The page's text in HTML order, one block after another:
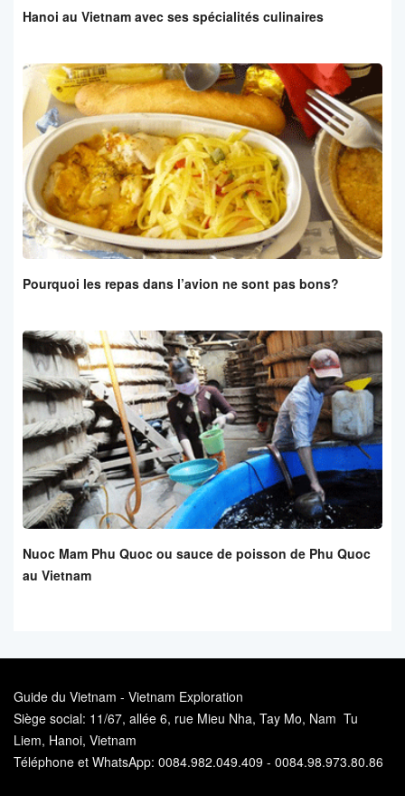
Hanoi au Vietnam avec ses spécialités culinaires
Pourquoi les repas dans l’avion ne sont pas bons?
Nuoc Mam Phu Quoc ou sauce de poisson de Phu Quoc
au Vietnam
Guide du Vietnam - Vietnam Exploration
Siège social: 11/67, allée 6, rue Mieu Nha, Tay Mo, Nam Tu
Liem, Hanoi, Vietnam
Téléphone et WhatsApp: 0084.982.049.409 - 0084.98.973.80.86